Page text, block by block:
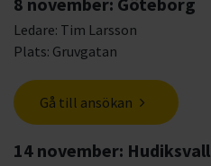
Ledare: Tim Larsson
Plats: Gruvgatan
Gå till ansökan
14 november: Hudiksvall